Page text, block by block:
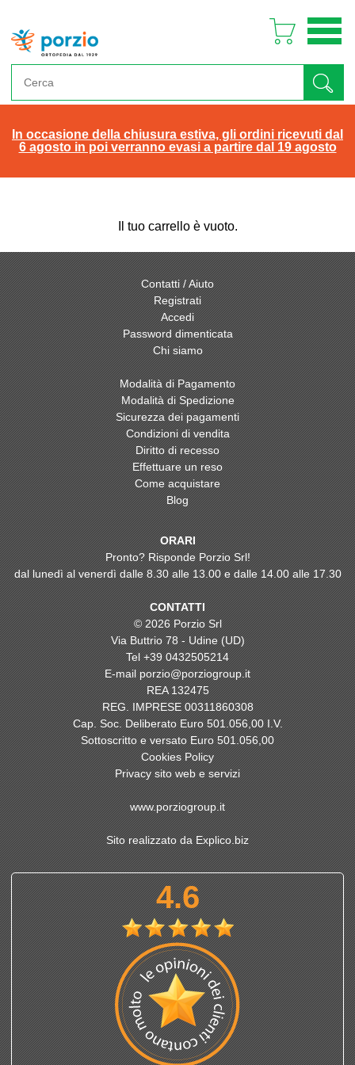
In occasione della chiusura estiva, gli ordini ricevuti dal
6 agosto in poi verranno evasi a partire dal 19 agosto
Il tuo carrello è vuoto.
Contatti / Aiuto
Registrati
Accedi
Password dimenticata
Chi siamo
Modalità di Pagamento
Modalità di Spedizione
Sicurezza dei pagamenti
Condizioni di vendita
Diritto di recesso
Effettuare un reso
Come acquistare
Blog
ORARI
Pronto? Risponde Porzio Srl!
dal lunedì al venerdì dalle 8.30 alle 13.00 e dalle 14.00 alle 17.30
CONTATTI
© 2026 Porzio Srl
Via Buttrio 78 - Udine (UD)
Tel+39 0432505214
E-mailporzio@porziogroup.it
REA 132475
REG. IMPRESE 00311860308
Cap. Soc. Deliberato Euro 501.056,00 I.V.
Sottoscritto e versato Euro 501.056,00
Cookies Policy
Privacy sito web e servizi
www.porziogroup.it
Sito realizzato da Explico.biz
4.6